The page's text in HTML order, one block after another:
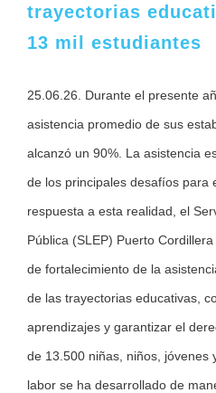
trayectorias
13 mil estudiantes
25.06.26. Durante el presente
asistencia promedio de sus
alcanzó un 90%. La asistencia
de los principales desafíos para
respuesta a esta realidad, el
Pública (SLEP) Puerto
de fortalecimiento de la
de las trayectorias educativas,
aprendizajes y garantizar el
de 13.500 niñas, niños, jóvenes
labor se ha desarrollado de